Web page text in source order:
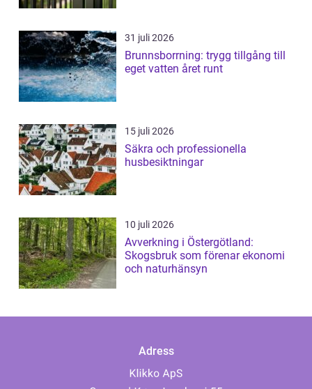
31 juli 2026
Brunnsborrning: trygg tillgång till
eget vatten året runt
15 juli 2026
Säkra och professionella
husbesiktningar
10 juli 2026
Avverkning i Östergötland:
Skogsbruk som förenar ekonomi
och naturhänsyn
Adress